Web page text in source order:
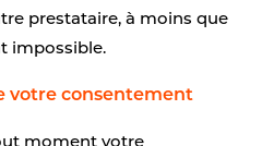
prestataire, à moins que
impossible.
votre consentement